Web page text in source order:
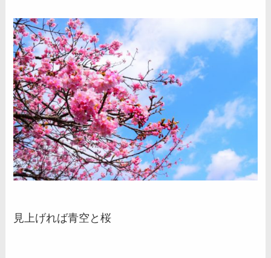
見上げれば青空と桜